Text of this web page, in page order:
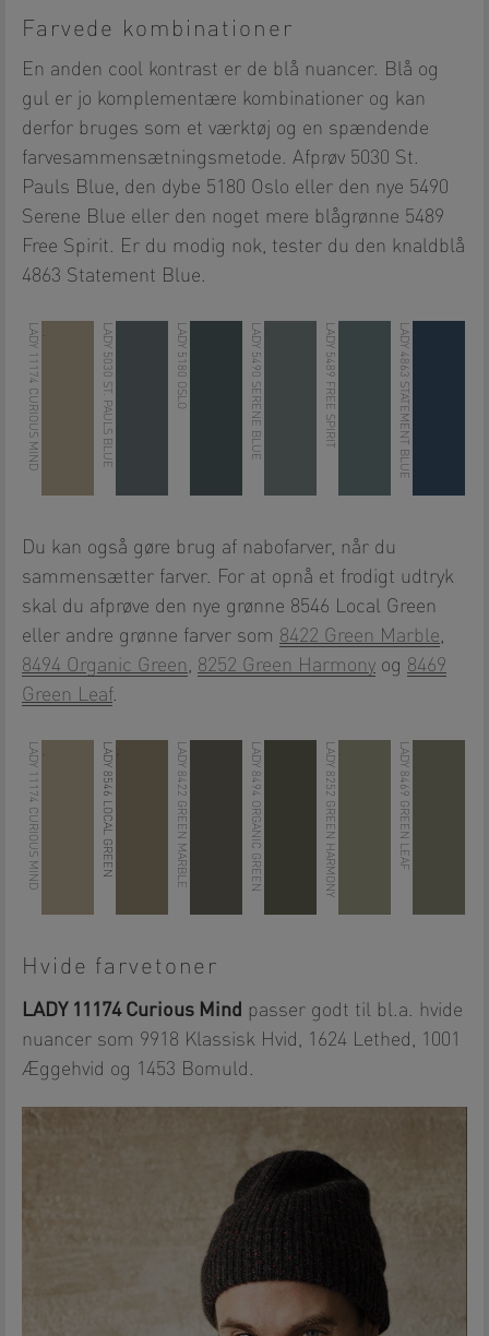
Farvede kombinationer
En anden cool kontrast er de blå nuancer. Blå og
gul er jo komplementære kombinationer og kan
derfor bruges som et værktøj og en spændende
farvesammensætningsmetode. Afprøv 5030 St.
Pauls Blue, den dybe 5180 Oslo eller den nye 5490
Serene Blue eller den noget mere blågrønne 5489
Free Spirit. Er du modig nok, tester du den knaldblå
4863 Statement Blue.
LADY 11174 CURIOUS MIND LADY 5030 ST. PAULS BLUE LADY 5180 OSLO LADY 5490 SERENE BLUE LADY 5489 FREE SPIRIT LADY 4863 STATEMENT BLUE
Du kan også gøre brug af nabofarver, når du
sammensætter farver. For at opnå et frodigt udtryk
skal du afprøve den nye grønne 8546 Local Green
eller andre grønne farver som 8422 Green Marble,
8494 Organic Green, 8252 Green Harmony og 8469
Green Leaf.
LADY 11174 CURIOUS MIND LADY 8546 LOCAL GREEN . LADY 8422 GREEN MARBLE LADY 8494 ORGANIC GREEN LADY 8252 GREEN HARMONY LADY 8469 GREEN LEAF
Hvide farvetoner
LADY 11174 Curious Mind passer godt til bl.a. hvide
nuancer som 9918 Klassisk Hvid, 1624 Lethed, 1001
Æggehvid og 1453 Bomuld.